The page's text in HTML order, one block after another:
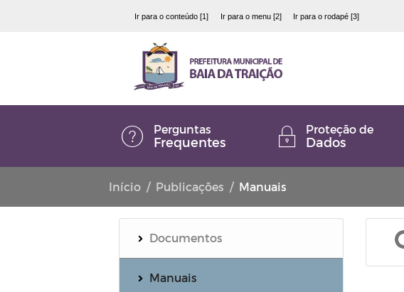
Ir para o conteúdo [1] Ir para o menu [2] Ir para o rodapé [3]
Perguntas
Frequentes
Proteção de
Dados
Início Publicações Manuais
Documentos
Manuais